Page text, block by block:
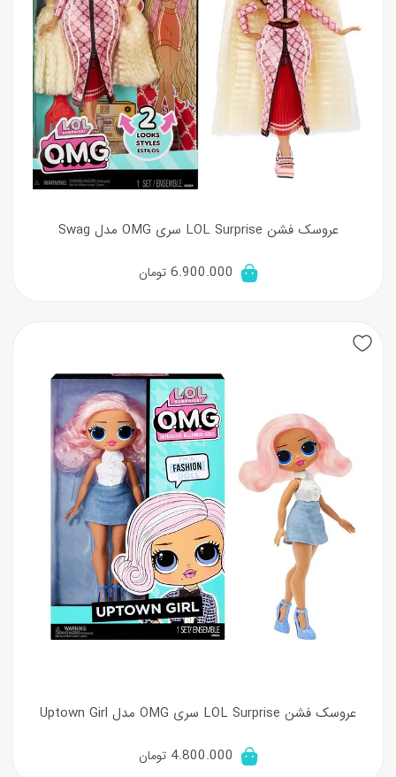
عروسک فشن LOL Surprise سری OMG مدل Swag
6.900.000 تومان
عروسک فشن LOL Surprise سری OMG مدل Uptown Girl
4.800.000 تومان